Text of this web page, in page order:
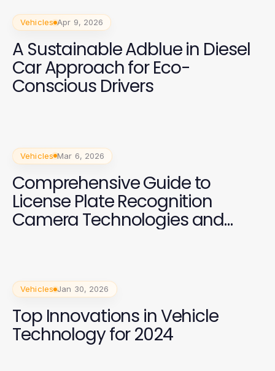
Vehicles Apr 9, 2026
A Sustainable Adblue in Diesel
Car Approach for Eco-
Conscious Drivers
Vehicles Mar 6, 2026
Comprehensive Guide to
License Plate Recognition
Camera Technologies and
Vehicles Jan 30, 2026
Top Innovations in Vehicle
Technology for 2024